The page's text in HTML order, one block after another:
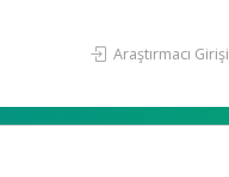
Araştırmacı Girişi